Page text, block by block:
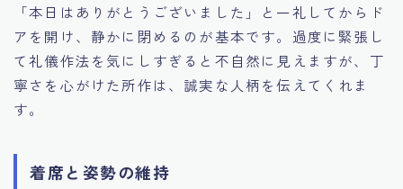
「本日はありがとうございました」と一礼してからド
アを開け、静かに閉めるのが基本です。過度に緊張し
て礼儀作法を気にしすぎると不自然に見えますが、丁
寧さを心がけた所作は、誠実な人柄を伝えてくれま
す。
着席と姿勢の維持